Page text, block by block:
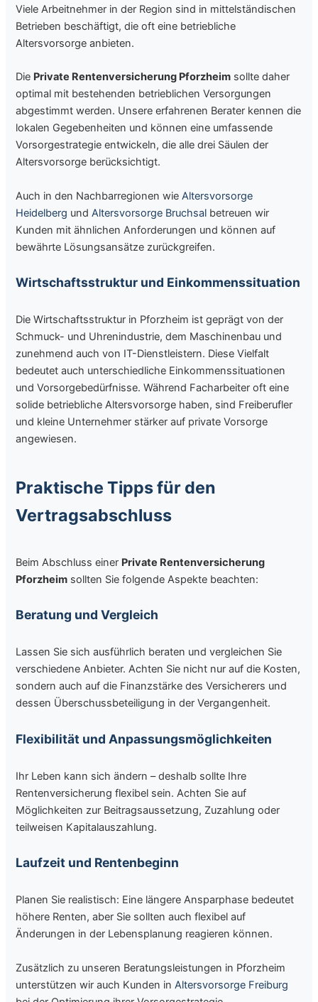
Viele Arbeitnehmer in der Region sind in mittelständischen
Betrieben beschäftigt, die oft eine betriebliche
Altersvorsorge anbieten.
Die Private Rentenversicherung Pforzheim sollte daher
optimal mit bestehenden betrieblichen Versorgungen
abgestimmt werden. Unsere erfahrenen Berater kennen die
lokalen Gegebenheiten und können eine umfassende
Vorsorgestrategie entwickeln, die alle drei Säulen der
Altersvorsorge berücksichtigt.
Auch in den Nachbarregionen wie Altersvorsorge
Heidelberg und Altersvorsorge Bruchsal betreuen wir
Kunden mit ähnlichen Anforderungen und können auf
bewährte Lösungsansätze zurückgreifen.
Wirtschaftsstruktur und Einkommenssituation
Die Wirtschaftsstruktur in Pforzheim ist geprägt von der
Schmuck- und Uhrenindustrie, dem Maschinenbau und
zunehmend auch von IT-Dienstleistern. Diese Vielfalt
bedeutet auch unterschiedliche Einkommenssituationen
und Vorsorgebedürfnisse. Während Facharbeiter oft eine
solide betriebliche Altersvorsorge haben, sind Freiberufler
und kleine Unternehmer stärker auf private Vorsorge
angewiesen.
Praktische Tipps für den
Vertragsabschluss
Beim Abschluss einer Private Rentenversicherung
Pforzheim sollten Sie folgende Aspekte beachten:
Beratung und Vergleich
Lassen Sie sich ausführlich beraten und vergleichen Sie
verschiedene Anbieter. Achten Sie nicht nur auf die Kosten,
sondern auch auf die Finanzstärke des Versicherers und
dessen Überschussbeteiligung in der Vergangenheit.
Flexibilität und Anpassungsmöglichkeiten
Ihr Leben kann sich ändern – deshalb sollte Ihre
Rentenversicherung flexibel sein. Achten Sie auf
Möglichkeiten zur Beitragsaussetzung, Zuzahlung oder
teilweisen Kapitalauszahlung.
Laufzeit und Rentenbeginn
Planen Sie realistisch: Eine längere Ansparphase bedeutet
höhere Renten, aber Sie sollten auch flexibel auf
Änderungen in der Lebensplanung reagieren können.
Zusätzlich zu unseren Beratungsleistungen in Pforzheim
unterstützen wir auch Kunden inAltersvorsorge Freiburg